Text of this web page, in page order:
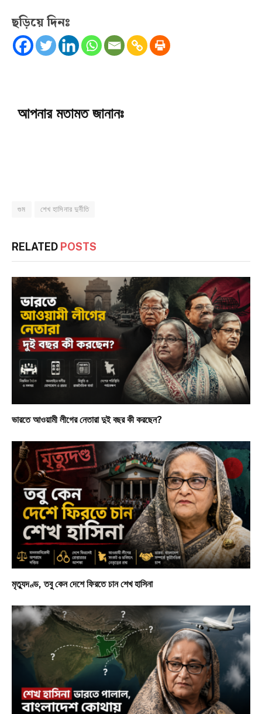
ছড়িয়ে দিনঃ
আপনার মতামত জানানঃ
গুম শেখ হাসিনার দুর্নীতি
RELATED POSTS
ভারতে আওয়ামী লীগের নেতারা দুই বছর কী করছেন?
মৃত্যুদণ্ড, তবু কেন দেশে ফিরতে চান শেখ হাসিনা